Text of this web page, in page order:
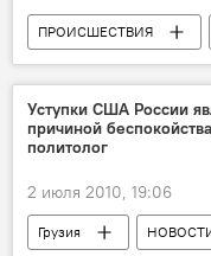
ПРОИСШЕСТВИЯ
НОВОСТИ
Уступки США России
причиной
политолог
2 июля 2010, 19:06
Грузия